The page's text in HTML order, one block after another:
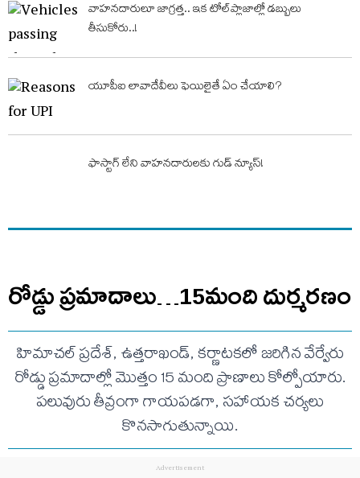
వాహనదారులూ జాగ్రత్త.. ఇక టోల్​ప్లాజాల్లో డబ్బులు
తీసుకోరు..!
యూపీఐ లావాదేవీలు ఫెయిలైతే ఏం చేయాలి?
ఫాస్టాగ్‌ లేని వాహనదారులకు గుడ్ న్యూస్!
రోడ్డు ప్రమాదాలు…15మంది దుర్మరణం
హిమాచల్ ప్రదేశ్, ఉత్తరాఖండ్, కర్ణాటకలో జరిగిన వేర్వేరు
రోడ్డు ప్రమాదాల్లో మొత్తం 15 మంది ప్రాణాలు కోల్పోయారు.
పలువురు తీవ్రంగా గాయపడగా, సహాయక చర్యలు
కొనసాగుతున్నాయి.